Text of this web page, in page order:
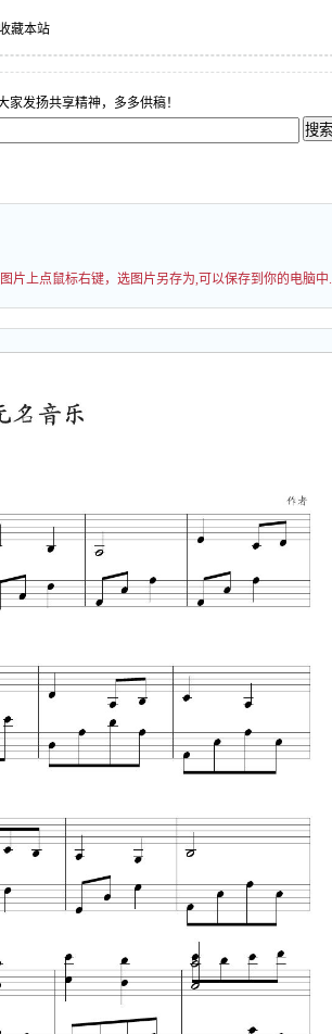
收藏本站
发扬共享精神，多多供稿！
片上点鼠标右键，选图片另存为,可以保存到你的电脑中.